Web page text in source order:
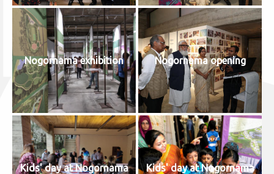
Nogornama exhibition Nogornama opening
Kids' day at Nogornama Kids' day at Nogornama